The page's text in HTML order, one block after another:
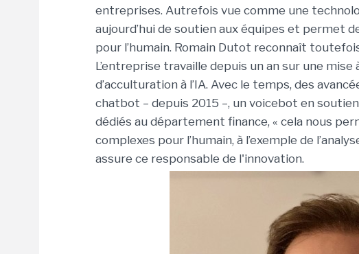
entreprises. Autrefois vue comme une
aujourd’hui de soutien aux équipes et permet
pour l’humain. Romain Dutot reconnaît
L’entreprise travaille depuis un an sur une
d’acculturation à l’IA. Avec le temps, des
chatbot – depuis 2015 –, un voicebot en
dédiés au département finance, « cela nous
complexes pour l’humain, à l’exemple de
assure ce responsable de l'innovation.